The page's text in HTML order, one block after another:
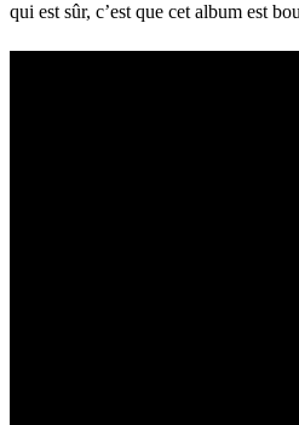
qui est sûr, c’est que cet album est